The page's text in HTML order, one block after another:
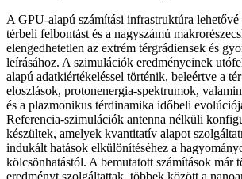
A GPU-alapú számítási infrastruktúra lehetővé
térbeli felbontást és a nagyszámú
elengedhetetlen az extrém térgrádiensek és
leírásához. A szimulációk eredményeinek
alapú adatkiértékeléssel történik, beleértve a
eloszlások, protonenergia-spektrumok,
és a plazmonikus térdinamika időbeli
Referencia-szimulációk antenna nélküli
készültek, amelyek kvantitatív alapot
indukált hatások elkülönítéséhez a
kölcsönhatástól. A bemutatott számítások már
eredményt szolgáltattak, többek között a